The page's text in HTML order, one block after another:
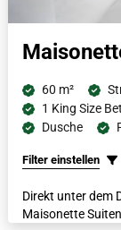
60 m²
1 King Size
Dusche
Filter einstellen
Direkt unter dem
Maisonette